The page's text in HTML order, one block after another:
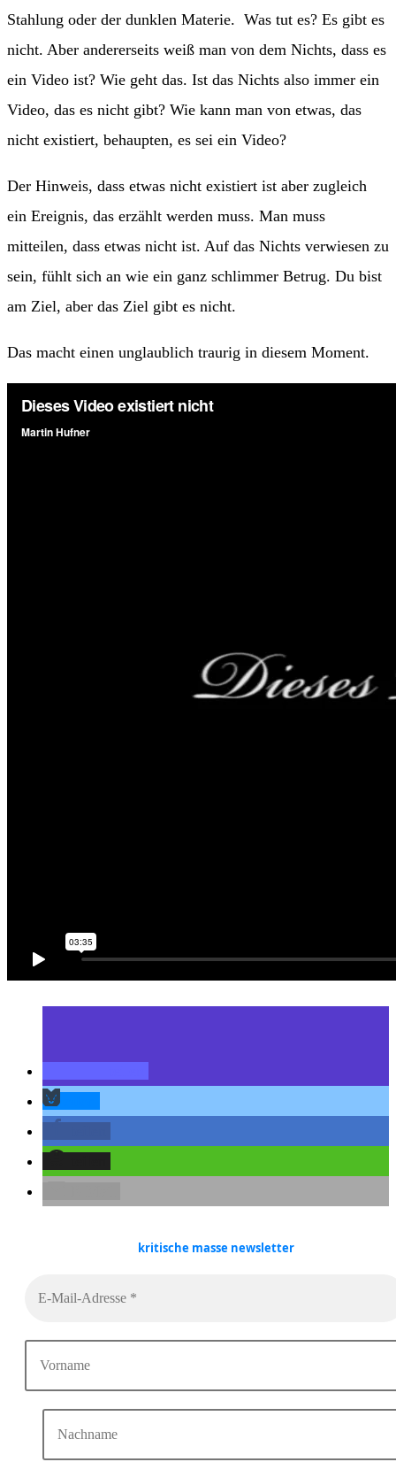
Stahlung oder der dunklen Materie. Was tut es? Es gibt es
nicht. Aber andererseits weiß man von dem Nichts, dass es
ein Video ist? Wie geht das. Ist das Nichts also immer ein
Video, das es nicht gibt? Wie kann man von etwas, das
nicht existiert, behaupten, es sei ein Video?
Der Hinweis, dass etwas nicht existiert ist aber zugleich
ein Ereignis, das erzählt werden muss. Man muss
mitteilen, dass etwas nicht ist. Auf das Nichts verwiesen zu
sein, fühlt sich an wie ein ganz schlimmer Betrug. Du bist
am Ziel, aber das Ziel gibt es nicht.
Das macht einen unglaublich traurig in diesem Moment.
kritische masse newsletter